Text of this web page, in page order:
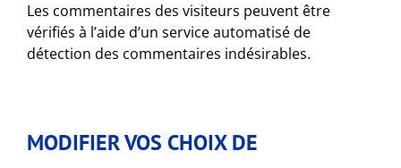
Les commentaires des visiteurs peuvent être
vérifiés à l’aide d’un service automatisé de
détection des commentaires indésirables.
MODIFIER VOS CHOIX DE